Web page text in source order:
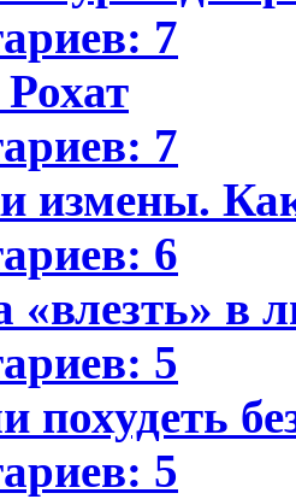
7
7
измены.
6
«влезть» в
5
похудеть
5